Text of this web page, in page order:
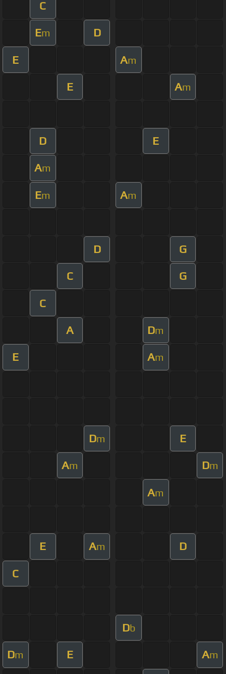
C
Em D
E Am
E Am
D E
Am
Em Am
D G
C G
C
A Dm
E Am
Dm E
Am Dm
Am
E Am D
C
Db
Dm E Am